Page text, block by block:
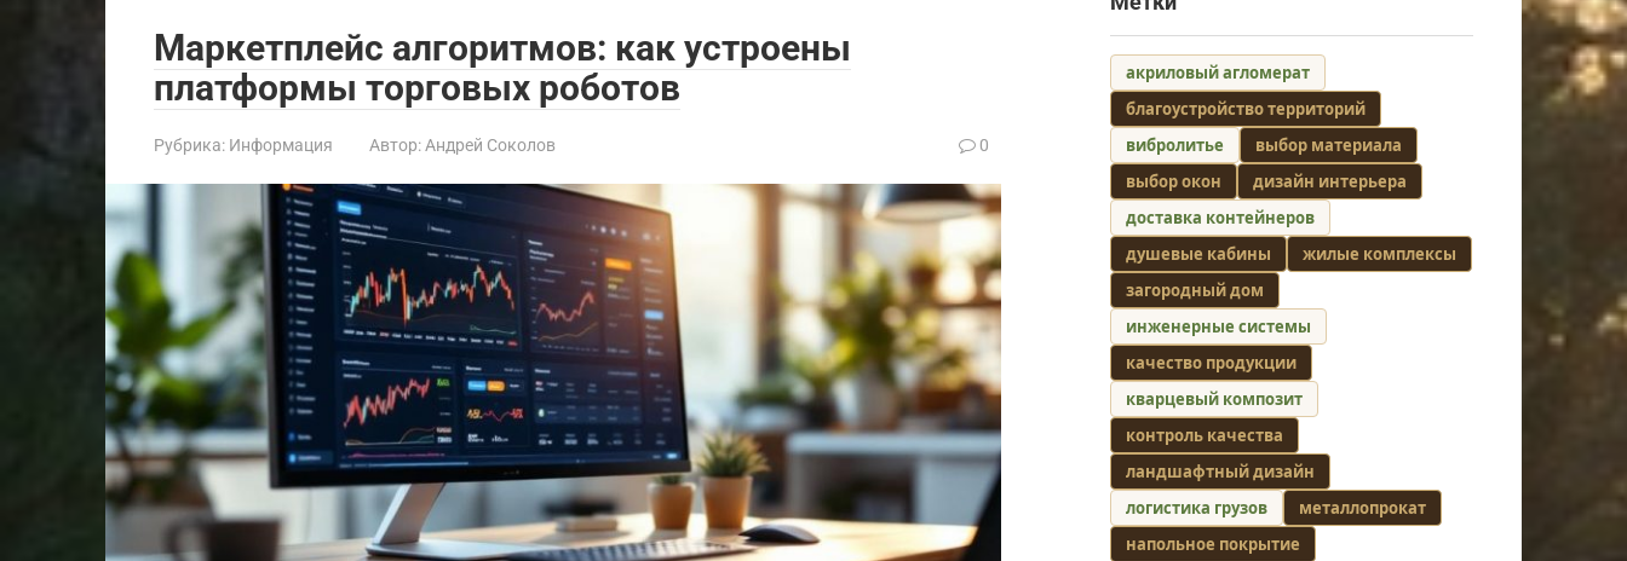
Маркетплейс алгоритмов: как устроены
платформы торговых роботов
Рубрика: Информация Автор: Андрей Соколов 0
акриловый агломерат
благоустройство территорий
вибролитье
выбор материала
выбор окон
дизайн интерьера
доставка контейнеров
душевые кабины
жилые комплексы
загородный дом
инженерные системы
качество продукции
кварцевый композит
контроль качества
ландшафтный дизайн
логистика грузов
металлопрокат
напольное покрытие